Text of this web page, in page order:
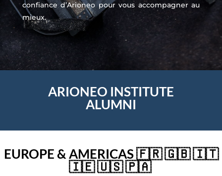
confiance d’Arioneo pour vous accompagner au
mieux.
ARIONEO INSTITUTE
ALUMNI
EUROPE & AMERICAS 🇫🇷 🇬🇧 🇮🇹
🇮🇪 🇺🇸 🇵🇦